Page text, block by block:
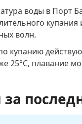
воды в Порт
купания
волн.
купанию
25°C, плавание